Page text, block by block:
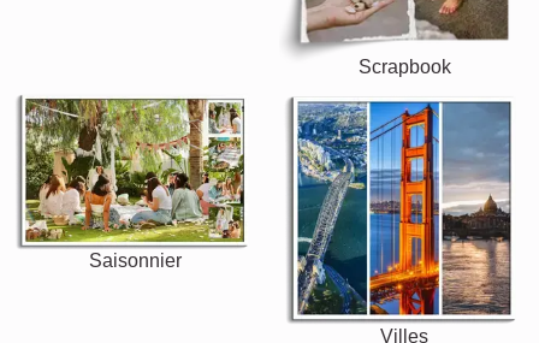
Scrapbook
Saisonnier
Villes